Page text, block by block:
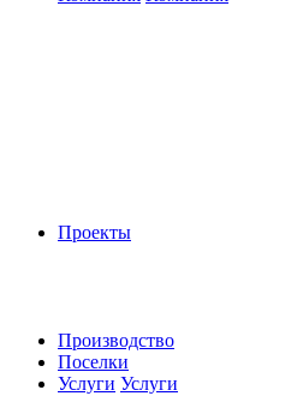
Проекты
Производство
Поселки
Услуги Услуги